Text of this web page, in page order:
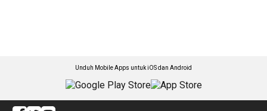
Unduh Mobile Apps untuk iOS dan Android